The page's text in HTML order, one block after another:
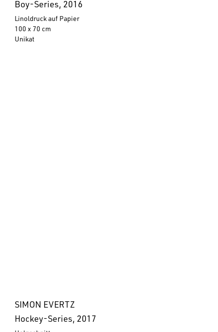
Boy-Series, 2016
Linoldruck auf Papier
100 x 70 cm
Unikat
SIMON EVERTZ
Hockey-Series, 2017